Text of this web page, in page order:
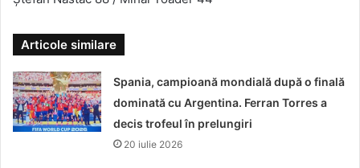
Articole similare
Spania, campioană mondială după o finală
dominată cu Argentina. Ferran Torres a
decis trofeul în prelungiri
20 iulie 2026